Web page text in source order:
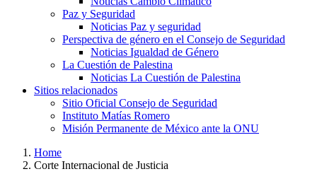
Paz y Seguridad
Noticias Paz y seguridad
Perspectiva de género en el Consejo de Seguridad
Noticias Igualdad de Género
La Cuestión de Palestina
Noticias La Cuestión de Palestina
Sitios relacionados
Sitio Oficial Consejo de Seguridad
Instituto Matías Romero
Misión Permanente de México ante la ONU
Home
Posts
Corte Internacional de Justicia